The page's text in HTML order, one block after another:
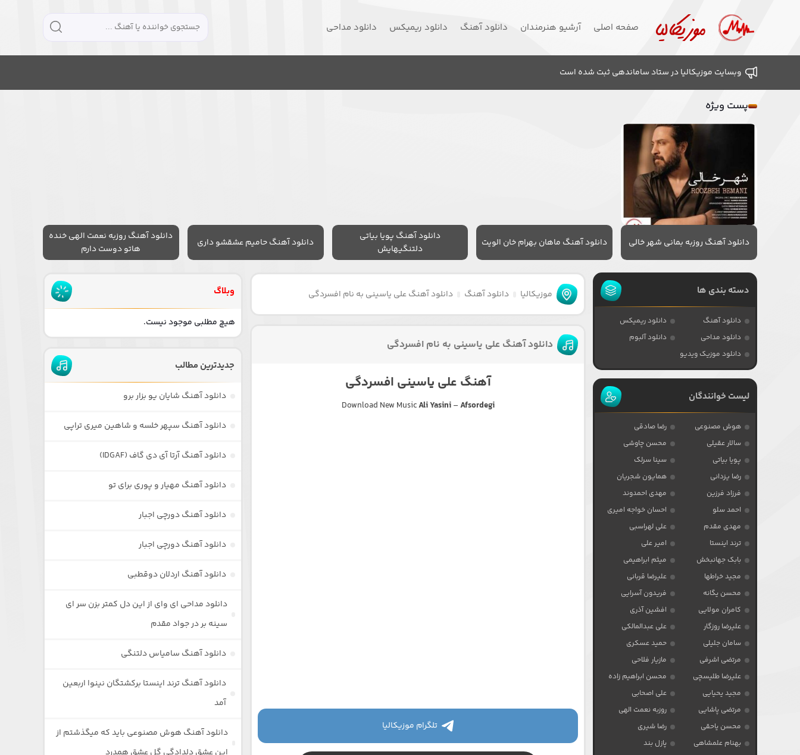
صفحه اصلی آرشیو هنرمندان دانلود آهنگ دانلود ریمیکس دانلود مداحی
وبسایت موزیکالیا در ستاد ساماندهی ثبت شده است
پست ویژه
دانلود آهنگ روزبه بمانی شهر خالی دانلود آهنگ ماهان بهرام خان الویت
دانلود آهنگ پویا بیاتی
دلتنگیهایش
دانلود آهنگ حامیم عشقشو داری
دانلود آهنگ روزبه نعمت الهی خنده
هاتو دوست دارم
موزیکالیا دانلود آهنگ دانلود آهنگ علی یاسینی به نام افسردگی
دانلود آهنگ علی یاسینی به نام افسردگی
آهنگ علی یاسینی افسردگی
Download New MusicAli Yasini–Afsordegi
تلگرام موزیکالیا
دسته بندی ها
دانلود آهنگ
دانلود ریمیکس
دانلود مداحی
دانلود آلبوم
دانلود موزیک ویدیو
لیست خوانندگان
هوش مصنوعی
رضا صادقی
سالار عقیلی
محسن چاوشی
پویا بیاتی
سینا سرلک
رضا یزدانی
همایون شجریان
فرزاد فرزین
مهدی احمدوند
احمد سلو
احسان خواجه امیری
مهدی مقدم
علی لهراسبی
ترند اینستا
امیر علی
بابک جهانبخش
میثم ابراهیمی
مجید خراطها
علیرضا قربانی
محسن یگانه
فریدون آسرایی
کامران مولایی
افشین آذری
علیرضا روزگار
علی عبدالمالکی
سامان جلیلی
حمید عسکری
مرتضی اشرفی
مازیار فلاحی
علیرضا طلیسچی
محسن ابراهیم زاده
مجید یحیایی
علی اصحابی
مرتضی پاشایی
روزبه نعمت الهی
محسن یاحقی
رضا شیری
بهنام علمشاهی
پازل بند
وبلاگ
هیچ مطلبی موجود نیست.
جدیدترین مطالب
دانلود آهنگ شایان یو بزار برو
دانلود آهنگ سپهر خلسه و شاهین میری تراپی
دانلود آهنگ آرتا آی دی گاف (IDGAF)
دانلود آهنگ مهیار و پوری برای تو
دانلود آهنگ دورچی اجبار
دانلود آهنگ دورچی اجبار
دانلود آهنگ اردلان دوقطبی
دانلود مداحی ای وای از این دل کمتر بزن سر ای
سینه بر در جواد مقدم
دانلود آهنگ سامیاس دلتنگی
دانلود آهنگ ترند اینستا برکشتگان نینوا اربعین
آمد
دانلود آهنگ هوش مصنوعی باید که میگذشتم از